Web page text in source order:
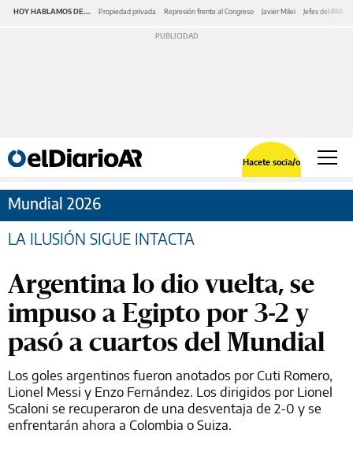
HOY HABLAMOS DE... Propiedad privada Represión frente al Congreso Javier Milei Jefes del PAMI
Hacete socia/o
Mundial 2026
LA ILUSIÓN SIGUE INTACTA
Argentina lo dio vuelta, se
impuso a Egipto por 3-2 y
pasó a cuartos del Mundial
Los goles argentinos fueron anotados por Cuti Romero,
Lionel Messi y Enzo Fernández. Los dirigidos por Lionel
Scaloni se recuperaron de una desventaja de 2-0 y se
enfrentarán ahora a Colombia o Suiza.